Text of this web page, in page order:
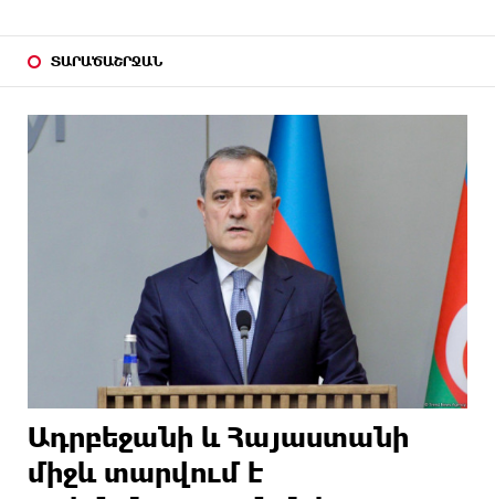
ՏԱՐԱԾԱՇՐՋԱՆ
Ադրբեջանի և Հայաստանի
միջև տարվում է